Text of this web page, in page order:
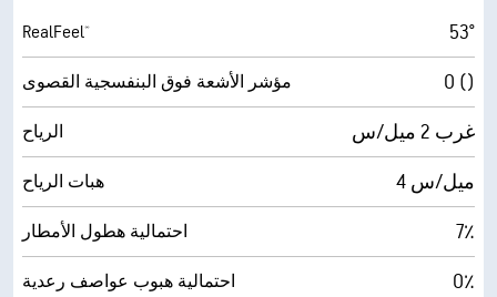
RealFeel® 53°
مؤشر الأشعة فوق البنفسجية القصوى 0 ()
الرياح غرب 2 ميل/س
هبات الرياح 4 ميل/س
احتمالية هطول الأمطار 7٪
احتمالية هبوب عواصف رعدية 0٪